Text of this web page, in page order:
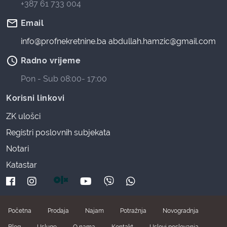
+387 61 733 004
mail_outline Email
info@profnekretnine.ba abdullah.hamzic@gmail.com
access_time Radno vrijeme
Pon - Sub 08:00- 17:00
Korisni linkovi
ZK ulošci
Registri poslovnih subjekata
Notari
Katastar
Početna Prodaja Najam Potražnja Novogradnja